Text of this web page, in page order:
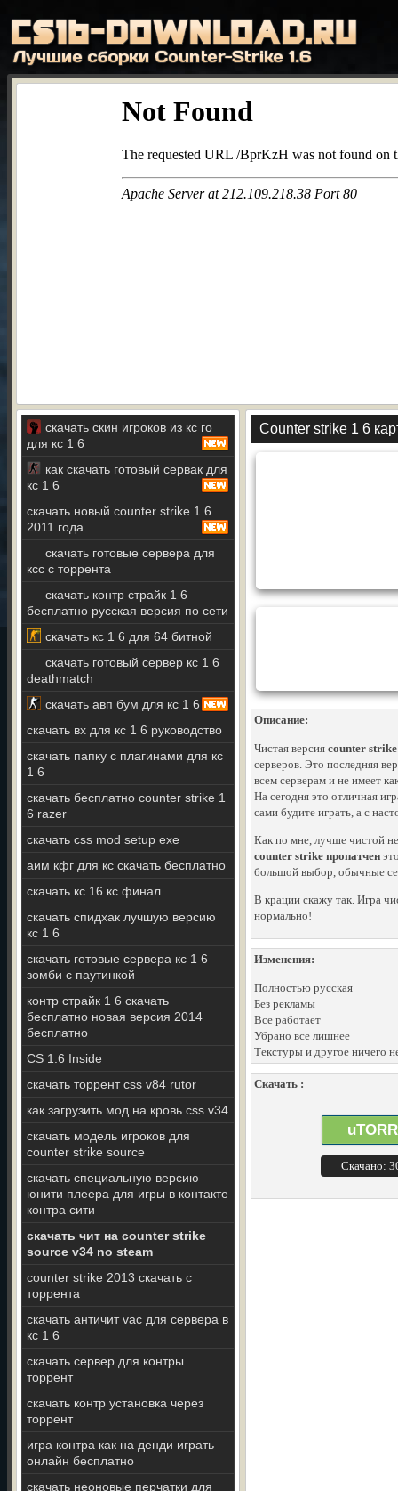
скачать скин игроков из кс го
для кс 1 6
как скачать готовый сервак для
кс 1 6
скачать новый counter strike 1 6
2011 года
скачать готовые сервера для
ксс с торрента
скачать контр страйк 1 6
бесплатно русская версия по сети
скачать кс 1 6 для 64 битной
скачать готовый сервер кс 1 6
deathmatch
скачать авп бум для кс 1 6
скачать вх для кс 1 6 руководство
скачать папку с плагинами для кс
1 6
скачать бесплатно counter strike 1
6 razer
скачать css mod setup exe
аим кфг для кс скачать бесплатно
скачать кс 16 кс финал
скачать спидхак лучшую версию
кс 1 6
скачать готовые сервера кс 1 6
зомби с паутинкой
контр страйк 1 6 скачать
бесплатно новая версия 2014
бесплатно
CS 1.6 Inside
скачать торрент css v84 rutor
как загрузить мод на кровь css v34
скачать модель игроков для
counter strike source
скачать специальную версию
юнити плеера для игры в контакте
контра сити
скачать чит на counter strike
source v34 no steam
counter strike 2013 скачать с
торрента
скачать античит vac для сервера в
кс 1 6
скачать сервер для контры
торрент
скачать контр установка через
торрент
игра контра как на денди играть
онлайн бесплатно
скачать неоновые перчатки для
Counter strike 1 6
Описание:
Чистая версия counter strike
серверов. Это последняя
всем серверам и не имеет
На сегодня это отличная
сами будите играть, а с
Как по мне, лучше чистой
counter strike пропатчен
большой выбор, обычные
В крации скажу так. Игра
нормально!
Изменения:
Полностью русская
Без рекламы
Все работает
Убрано все лишнее
Текстуры и другое ничего
Скачать :
Скачано: